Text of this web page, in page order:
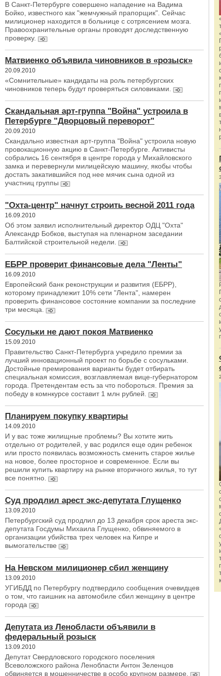
В Санкт-Петербурге совершено нападение на Вадима
Бойко, известного как "жемчужный прапорщик". Сейчас
милиционер находится в больнице с сотрясением мозга.
Правоохранительные органы проводят доследственную
проверку.
Матвиенко объявила чиновников в «розыск»
20.09.2010
«Cомнительные» кандидаты на роль петербургских
чиновников теперь будут проверяться силовиками.
Скандальная арт-группа "Война" устроила в
Петербурге "Дворцовый переворот"
20.09.2010
Скандально известная арт-группа "Война" устроила новую
провокационную акцию в Санкт-Петербурге. Активисты
собрались 16 сентября в центре города у Михайловского
замка и перевернули милицейскую машину, якобы чтобы
достать закатившийся под нее мячик сына одной из
участниц группы
"Охта-центр" начнут строить весной 2011 года
16.09.2010
Об этом заявил исполнительный директор ОДЦ "Охта"
Александр Бобков, выступая на пленарном заседании
Балтийской строительной недели.
ЕБРР проверит финансовые дела "Ленты"
16.09.2010
Европейский банк реконструкции и развития (ЕБРР),
которому принадлежит 10% сети "Лента", намерен
проверить финансовое состояние компании за последние
три месяца.
Сосульки не дают покоя Матвиенко
15.09.2010
Правительство Санкт-Петербурга учредило премии за
лучший инновационный проект по борьбе с сосульками.
Достойные премирования варианты будет отбирать
специальная комиссия, возглавляемая вице-губернатором
города. Претендентам есть за что побороться. Премия за
победу в комнкурсе составит 1 млн рублей.
Планируем покупку квартиры
14.09.2010
И у вас тоже жилищные проблемы? Вы хотите жить
отдельно от родителей, у вас родился еще один ребенок
или просто появилась возможность сменить старое жилье
на новое, более просторное и современное. Если вы
решили купить квартиру на рынке вторичного жилья, то тут
все понятно.
Cуд продлил арест экс-депутата Глущенко
13.09.2010
Петербургский суд продлил до 13 декабря срок ареста экс-
депутата Госдумы Михаила Глущенко, обвиняемого в
организации убийства трех человек на Кипре и
вымогательстве
На Невском милиционер сбил женщину
13.09.2010
УГИБДД по Петербургу подтвердило сообщения очевидцев
о том, что гаишник на автомобиле сбил женщину в центре
города
Депутата из Ленобласти объявили в
федеральный розыск
13.09.2010
Депутат Свердловского городского поселения
Всеволожского района Ленобласти Антон Зеленцов
обвиняется в мошенничестве в особо крупном размере.